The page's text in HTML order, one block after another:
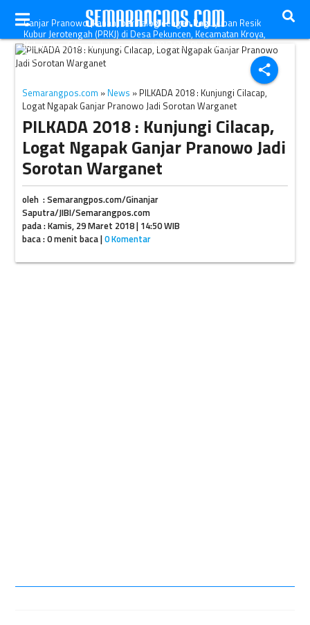
share
Ganjar Pranowo (kanan) berdialog dengan Paguyuban Resik
Kubur Jerotengah (PRKJ) di Desa Pekuncen, Kecamatan Kroya,
Kabupaten Cilacap, Jateng, Rabu (28/3/2018). (Instagram-
@ganjar_pranowo)
Semarangpos.com » News » PILKADA 2018 : Kunjungi Cilacap,
Logat Ngapak Ganjar Pranowo Jadi Sorotan Warganet
PILKADA 2018 : Kunjungi Cilacap,
Logat Ngapak Ganjar Pranowo Jadi
Sorotan Warganet
oleh : Semarangpos.com/Ginanjar
Saputra/JIBI/Semarangpos.com
pada : Kamis, 29 Maret 2018 | 14:50 WIB
baca : 0 menit baca |0 Komentar